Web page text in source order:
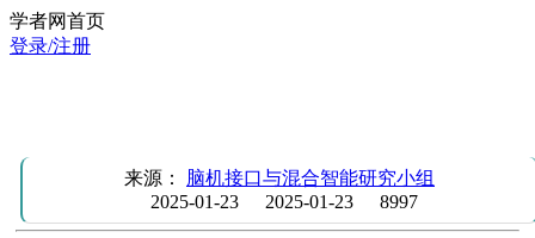
学者网首页
登录/注册
来源： 脑机接口与混合智能研究小组
2025-01-23
2025-01-23 8997